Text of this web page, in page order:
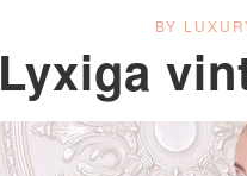
BY
Lyxiga